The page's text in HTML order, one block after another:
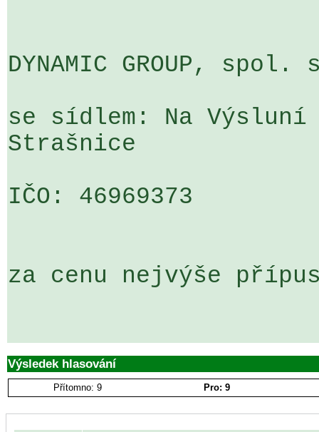
DYNAMIC GROUP,
se sídlem: Na
Strašnice
IČO: 46969373
za cenu nejvýše
Výsledek hlasování
Přítomno: 9 Pro: 9